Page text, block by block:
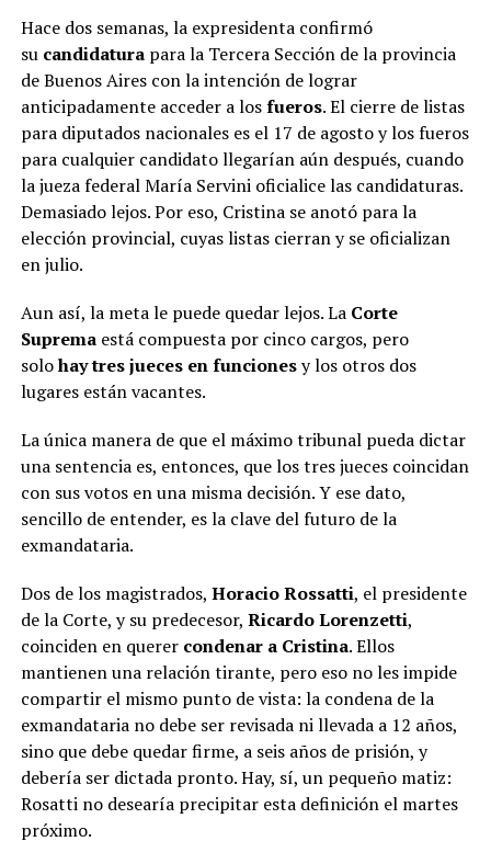
Hace dos semanas, la expresidenta confirmó
su candidaturapara la Tercera Sección de la provincia
de Buenos Aires con la intención de lograr
anticipadamente acceder a losfueros. El cierre de listas
para diputados nacionales es el 17 de agosto y los fueros
para cualquier candidato llegarían aún después, cuando
la jueza federal María Servini oficialice las candidaturas.
Demasiado lejos. Por eso, Cristina se anotó para la
elección provincial, cuyas listas cierran y se oficializan
en julio.
Aun así, la meta le puede quedar lejos. La Corte
Supremaestá compuesta por cinco cargos, pero
solohay tres jueces en funcionesy los otros dos
lugares están vacantes.
La única manera de que el máximo tribunal pueda dictar
una sentencia es, entonces, que los tres jueces coincidan
con sus votos en una misma decisión. Y ese dato,
sencillo de entender, es la clave del futuro de la
exmandataria.
Dos de los magistrados, Horacio Rossatti, el presidente
de la Corte, y su predecesor, Ricardo Lorenzetti,
coinciden en querercondenar a Cristina. Ellos
mantienen una relación tirante, pero eso no les impide
compartir el mismo punto de vista: la condena de la
exmandataria no debe ser revisada ni llevada a 12 años,
sino que debe quedar firme, a seis años de prisión, y
debería ser dictada pronto. Hay, sí, un pequeño matiz:
Rosatti no desearía precipitar esta definición el martes
próximo.